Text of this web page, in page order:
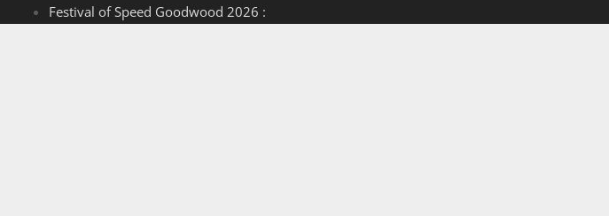
Festival of Speed Goodwood 2026 :